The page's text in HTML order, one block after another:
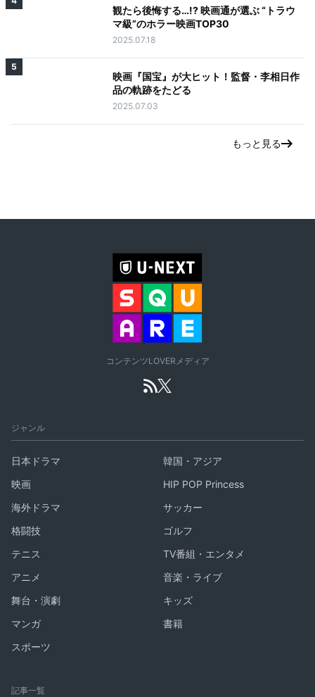
観たら後悔する…!? 映画通が選ぶ “トラウ
マ級”のホラー映画TOP30
2025.07.18
5
映画『国宝』が大ヒット！監督・李相日作
品の軌跡をたどる
2025.07.03
もっと見る
コンテンツLOVERメディア
ジャンル
日本ドラマ
韓国・アジア
映画
HIP POP Princess
海外ドラマ
サッカー
格闘技
ゴルフ
テニス
TV番組・エンタメ
アニメ
音楽・ライブ
舞台・演劇
キッズ
マンガ
書籍
スポーツ
記事一覧